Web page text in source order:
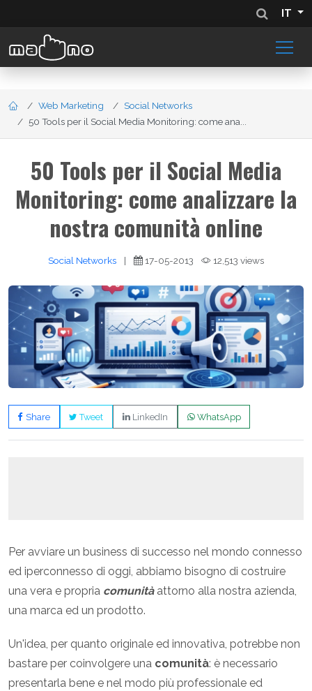
IT
Web Marketing
Social Networks
50 Tools per il Social Media Monitoring: come ana...
50 Tools per il Social Media
Monitoring: come analizzare la
nostra comunità online
Social Networks | 17-05-2013 12,513 views
Share Tweet LinkedIn WhatsApp
Per avviare un business di successo nel mondo connesso
ed iperconnesso di oggi, abbiamo bisogno di costruire
una vera e propria comunitàattorno alla nostra azienda,
una marca ed un prodotto.
Un'idea, per quanto originale ed innovativa, potrebbe non
bastare per coinvolgere una comunità: è necessario
presentarla bene e nel modo più professionale ed